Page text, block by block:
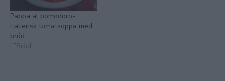
Pappa al pomodoro-
Italiensk tomatsoppa med
bröd
I ”Bröd”